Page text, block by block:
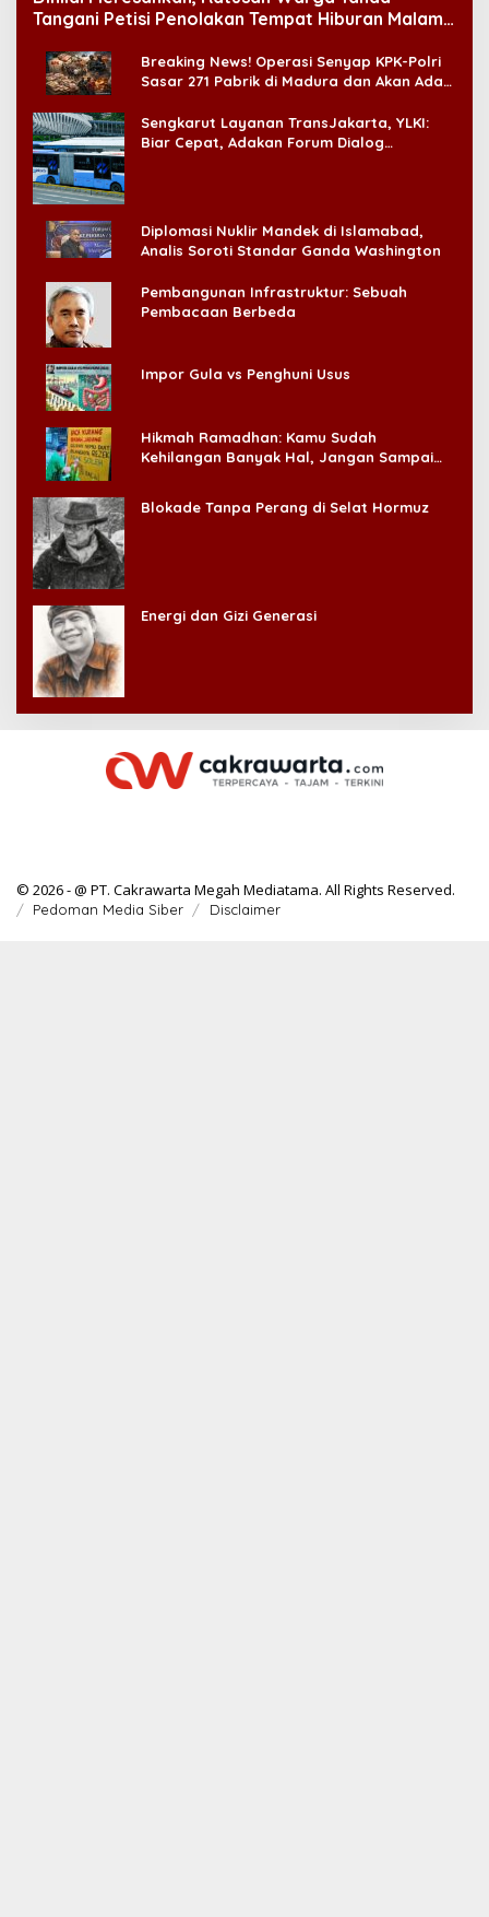
Tangani Petisi Penolakan Tempat Hiburan Malam
Breaking News! Operasi Senyap KPK-Polri
Sasar 271 Pabrik di Madura dan Akan Ada
Sengkarut Layanan TransJakarta, YLKI:
Biar Cepat, Adakan Forum Dialog
Diplomasi Nuklir Mandek di Islamabad,
Analis Soroti Standar Ganda Washington
Pembangunan Infrastruktur: Sebuah
Pembacaan Berbeda
Impor Gula vs Penghuni Usus
Hikmah Ramadhan: Kamu Sudah
Kehilangan Banyak Hal, Jangan Sampai
Blokade Tanpa Perang di Selat Hormuz
Energi dan Gizi Generasi
© 2026 - @ PT. Cakrawarta Megah Mediatama. All Rights Reserved.
Pedoman Media Siber Disclaimer